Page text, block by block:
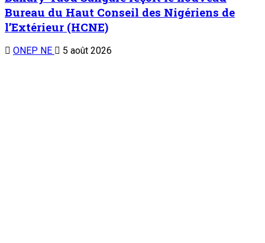
Bureau du Haut Conseil des Nigériens de
l’Extérieur (HCNE)
ONEP NE 5 août 2026